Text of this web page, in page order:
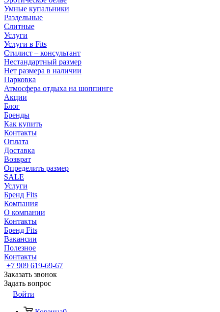
Умные купальники
Раздельные
Слитные
Услуги
Услуги в Fits
Стилист – консультант
Нестандартный размер
Нет размера в наличии
Парковка
Атмосфера отдыха на шоппинге
Акции
Блог
Бренды
Как купить
Контакты
Оплата
Доставка
Возврат
Определить размер
SALE
Услуги
Бренд Fits
Компания
О компании
Контакты
Бренд Fits
Вакансии
Полезное
Контакты
+7 909 619-69-67
Заказать звонок
Задать вопрос
Войти